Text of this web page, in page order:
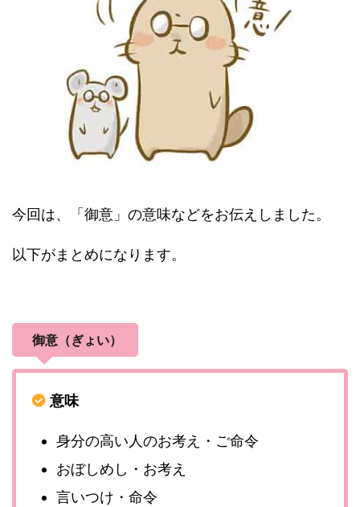
今回は、「御意」の意味などをお伝えしました。
以下がまとめになります。
御意（ぎょい）
意味
身分の高い人のお考え・ご命令
おぼしめし・お考え
言いつけ・命令